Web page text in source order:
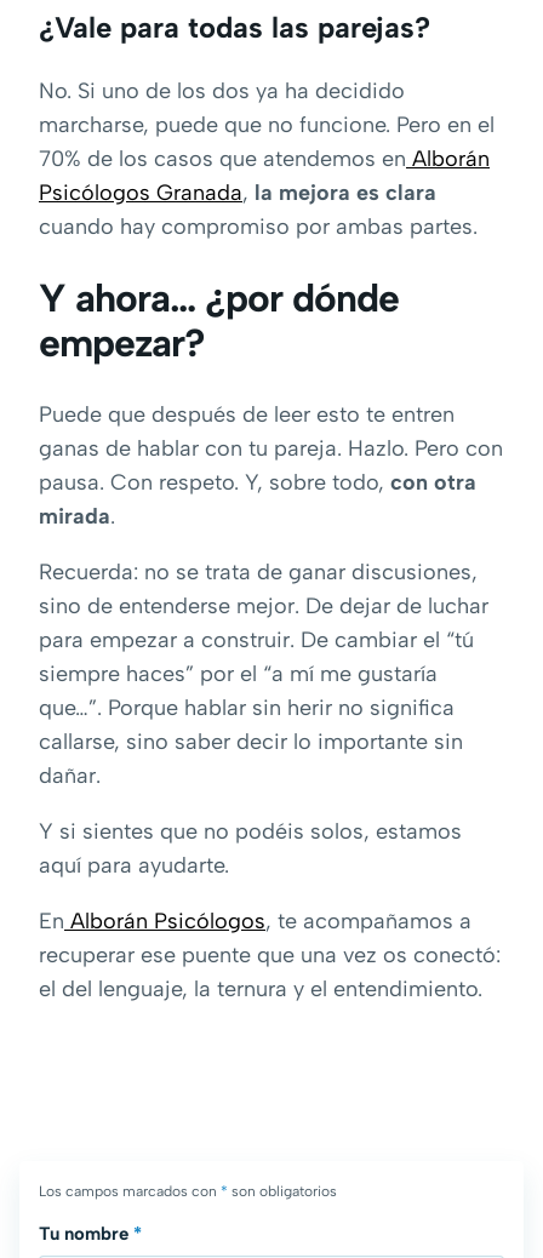
¿Vale para todas las parejas?
No. Si uno de los dos ya ha decidido
marcharse, puede que no funcione. Pero en el
70% de los casos que atendemos en Alborán
Psicólogos Granada, la mejora es clara
cuando hay compromiso por ambas partes.
Y ahora… ¿por dónde
empezar?
Puede que después de leer esto te entren
ganas de hablar con tu pareja. Hazlo. Pero con
pausa. Con respeto. Y, sobre todo, con otra
mirada.
Recuerda: no se trata de ganar discusiones,
sino de entenderse mejor. De dejar de luchar
para empezar a construir. De cambiar el “tú
siempre haces” por el “a mí me gustaría
que…”. Porque hablar sin herir no significa
callarse, sino saber decir lo importante sin
dañar.
Y si sientes que no podéis solos, estamos
aquí para ayudarte.
En Alborán Psicólogos, te acompañamos a
recuperar ese puente que una vez os conectó:
el del lenguaje, la ternura y el entendimiento.
Los campos marcados con * son obligatorios
Tu nombre *